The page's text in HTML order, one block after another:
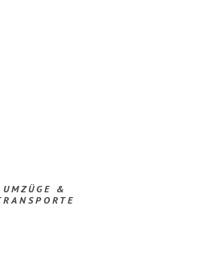
UMZÜGE &